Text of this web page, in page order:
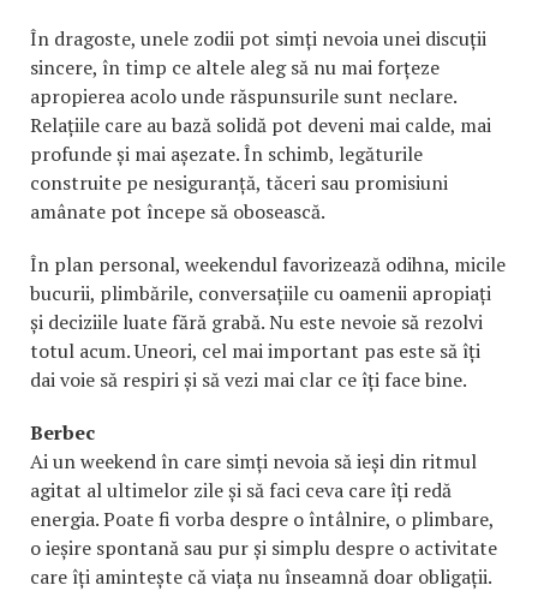
În dragoste, unele zodii pot simți nevoia unei discuții
sincere, în timp ce altele aleg să nu mai forțeze
apropierea acolo unde răspunsurile sunt neclare.
Relațiile care au bază solidă pot deveni mai calde, mai
profunde și mai așezate. În schimb, legăturile
construite pe nesiguranță, tăceri sau promisiuni
amânate pot începe să obosească.
În plan personal, weekendul favorizează odihna, micile
bucurii, plimbările, conversațiile cu oamenii apropiați
și deciziile luate fără grabă. Nu este nevoie să rezolvi
totul acum. Uneori, cel mai important pas este să îți
dai voie să respiri și să vezi mai clar ce îți face bine.
Berbec
Ai un weekend în care simți nevoia să ieși din ritmul
agitat al ultimelor zile și să faci ceva care îți redă
energia. Poate fi vorba despre o întâlnire, o plimbare,
o ieșire spontană sau pur și simplu despre o activitate
care îți amintește că viața nu înseamnă doar obligații.